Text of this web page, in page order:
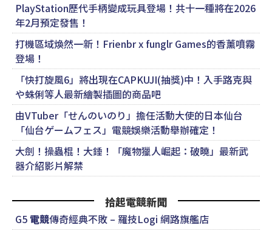
PlayStation歷代手柄變成玩具登場！共十一種將在2026
年2月預定發售！
打機區域煥然一新！Frienbr x funglr Games的香薰噴霧
登場！
「快打旋風6」將出現在CAPKUJI(抽獎)中！入手路克與
や蛛俐等人最新繪製插圖的商品吧
由VTuber「せんのいのり」擔任活動大使的日本仙台
「仙台ゲームフェス」電競娛樂活動舉辦確定！
大劍！操蟲棍！大錘！「魔物獵人崛起：破曉」最新武
器介紹影片解禁
拾起電競新聞
G5電競傳奇經典不敗 – 羅技Logi 網路旗艦店